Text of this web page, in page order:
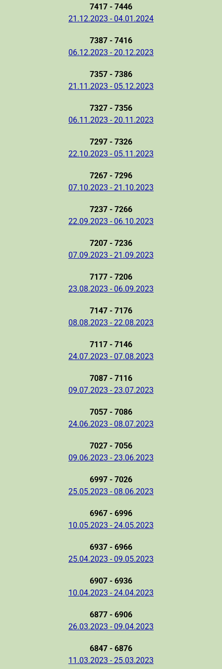
7417 - 7446
21.12.2023 - 04.01.2024
7387 - 7416
06.12.2023 - 20.12.2023
7357 - 7386
21.11.2023 - 05.12.2023
7327 - 7356
06.11.2023 - 20.11.2023
7297 - 7326
22.10.2023 - 05.11.2023
7267 - 7296
07.10.2023 - 21.10.2023
7237 - 7266
22.09.2023 - 06.10.2023
7207 - 7236
07.09.2023 - 21.09.2023
7177 - 7206
23.08.2023 - 06.09.2023
7147 - 7176
08.08.2023 - 22.08.2023
7117 - 7146
24.07.2023 - 07.08.2023
7087 - 7116
09.07.2023 - 23.07.2023
7057 - 7086
24.06.2023 - 08.07.2023
7027 - 7056
09.06.2023 - 23.06.2023
6997 - 7026
25.05.2023 - 08.06.2023
6967 - 6996
10.05.2023 - 24.05.2023
6937 - 6966
25.04.2023 - 09.05.2023
6907 - 6936
10.04.2023 - 24.04.2023
6877 - 6906
26.03.2023 - 09.04.2023
6847 - 6876
11.03.2023 - 25.03.2023